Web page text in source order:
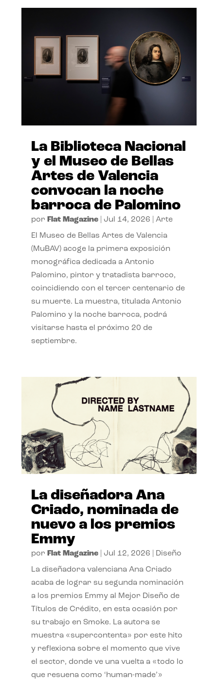
La Biblioteca Nacional
y el Museo de Bellas
Artes de Valencia
convocan la noche
barroca de Palomino
por Flat Magazine| Jul 14, 2026 Arte
El Museo de Bellas Artes de Valencia
(MuBAV) acoge la primera exposición
monográfica dedicada a Antonio
Palomino, pintor y tratadista barroco,
coincidiendo con el tercer centenario de
su muerte. La muestra, titulada Antonio
Palomino y la noche barroca, podrá
visitarse hasta el próximo 20 de
septiembre.
La diseñadora Ana
Criado, nominada de
nuevo a los premios
Emmy
por Flat Magazine| Jul 12, 2026 Diseño
La diseñadora valenciana Ana Criado
acaba de lograr su segunda nominación
a los premios Emmy al Mejor Diseño de
Títulos de Crédito, en esta ocasión por
su trabajo en Smoke. La autora se
muestra «supercontenta» por este hito
y reflexiona sobre el momento que vive
el sector, donde ve una vuelta a «todo lo
que resuena como ‘human-made’»